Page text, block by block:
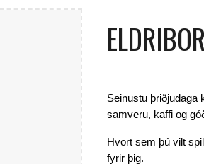
Seinustu þriðjudaga
samveru, kaffi og
Hvort sem þú vilt
fyrir þig.